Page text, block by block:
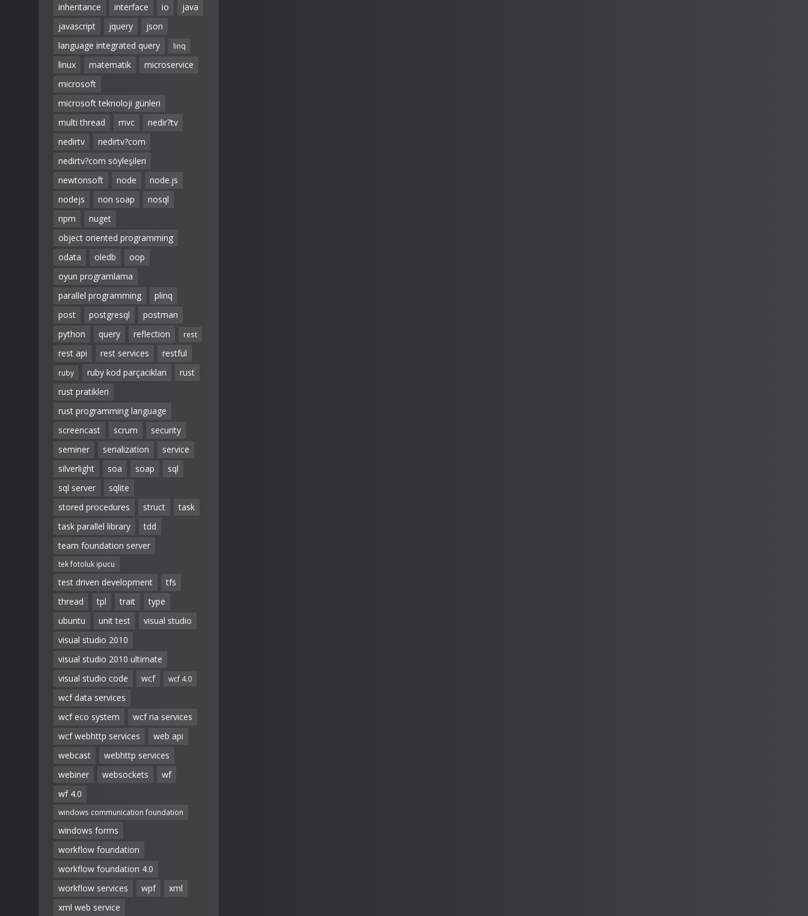
inheritance
interface io
java
javascript
jquery
json
language integrated query
linq
linux matematik
microservice
microsoft
microsoft teknoloji günleri
multi thread
mvc
nedir?tv
nedirtv
nedirtv?com
nedirtv?com söyleşileri
newtonsoft
node
node.js
nodejs
non soap
nosql
npm
nuget
object oriented programming
odata
oledb
oop
oyun programlama
parallel programming
plinq
post
postgresql
postman
python
query reflection rest
rest api rest services restful
ruby ruby kod parçacıkları
rust
rust pratikleri
rust programming language
screencast
scrum
security
seminer
serialization
service
silverlight
soa soap
sql
sql server
sqlite
stored procedures
struct
task
task parallel library
tdd
team foundation server
tek fotoluk ipucu
test driven development
tfs
thread
tpl trait
type
ubuntu
unit test
visual studio
visual studio 2010
visual studio 2010 ultimate
visual studio code
wcf wcf 4.0
wcf data services
wcf eco system
wcf ria services
wcf webhttp services
web api
webcast
webhttp services
webiner
websockets
wf
wf 4.0
windows communication foundation
windows forms
workflow foundation
workflow foundation 4.0
workflow services
wpf
xml
xml web service